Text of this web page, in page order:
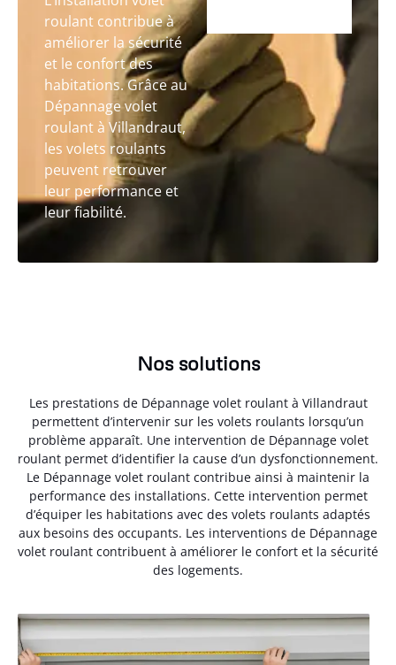
roulant contribue à
améliorer la sécurité
et le confort des
habitations. Grâce au
Dépannage volet
roulant à Villandraut,
les volets roulants
peuvent retrouver
leur performance et
leur fiabilité.
Nos solutions
Les prestations de Dépannage volet roulant à Villandraut
permettent d’intervenir sur les volets roulants lorsqu’un
problème apparaît. Une intervention de Dépannage volet
roulant permet d’identifier la cause d’un dysfonctionnement.
Le Dépannage volet roulant contribue ainsi à maintenir la
performance des installations. Cette intervention permet
d’équiper les habitations avec des volets roulants adaptés
aux besoins des occupants. Les interventions de Dépannage
volet roulant contribuent à améliorer le confort et la sécurité
des logements.